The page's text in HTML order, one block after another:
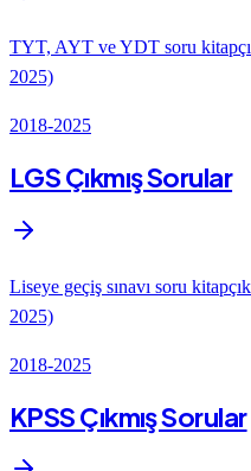
TYT, AYT ve YDT soru
2025)
2018-2025
LGS Çıkmış Sorular
Liseye geçiş sınavı soru
2025)
2018-2025
KPSS Çıkmış Sorular